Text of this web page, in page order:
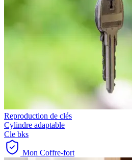
Reproduction de clés
Cylindre adaptable
Cle bks
Mon Coffre-fort